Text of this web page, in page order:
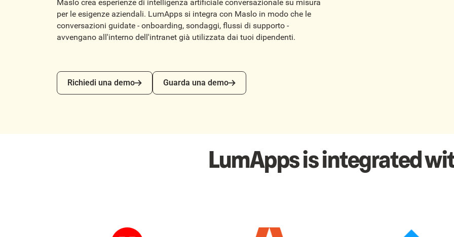
Maslo crea esperienze di intelligenza artificiale conversazionale su misura
per le esigenze aziendali. LumApps si integra con Maslo in modo che le
conversazioni guidate - onboarding, sondaggi, flussi di supporto -
avvengano all'interno dell'intranet già utilizzata dai tuoi dipendenti.
Richiedi una demo
Richiedi una demo
Guarda una demo
Guarda una demo
LumApps is integrated